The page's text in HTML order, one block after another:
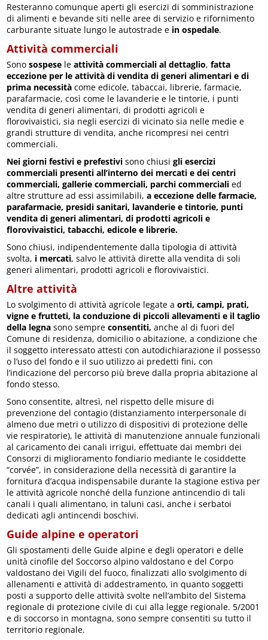
Resteranno comunque aperti gli esercizi di somministrazione
di alimenti e bevande siti nelle aree di servizio e rifornimento
carburante situate lungo le autostrade e in ospedale.
Attività commerciali
Sonosospese leattività commerciali al dettaglio,fatta
eccezione per le attività di vendita di generi alimentari e di
prima necessitàcome edicole, tabaccai, librerie, farmacie,
parafarmacie, così come le lavanderie e le tintorie, i punti
vendita di generi alimentari, di prodotti agricoli e
florovivaistici, sia negli esercizi di vicinato sia nelle medie e
grandi strutture di vendita, anche ricompresi nei centri
commerciali.
Nei giorni festivi e prefestivisono chiusigli esercizi
commerciali presenti all’interno dei mercati e dei centri
commerciali, gallerie commerciali, parchi commercialied
altre strutture ad essi assimilabili,a eccezione delle farmacie,
parafarmacie, presidi sanitari, lavanderie e tintorie, punti
vendita di generi alimentari, di prodotti agricoli e
florovivaistici, tabacchi, edicole e librerie.
Sono chiusi, indipendentemente dalla tipologia di attività
svolta, i mercati, salvo le attività dirette alla vendita di soli
generi alimentari, prodotti agricoli e florovivaistici.
Altre attività
Lo svolgimento di attività agricole legate aorti, campi, prati,
vigne e frutteti, la conduzione di piccoli allevamenti e il taglio
della legna sono sempreconsentiti, anche al di fuori del
Comune di residenza, domicilio o abitazione, a condizione che
il soggetto interessato attesti con autodichiarazione il possesso
o l’uso del fondo e il suo utilizzo ai predetti fini, con
l’indicazione del percorso più breve dalla propria abitazione al
fondo stesso.
Sono consentite, altresì, nel rispetto delle misure di
prevenzione del contagio (distanziamento interpersonale di
almeno due metri o utilizzo di dispositivi di protezione delle
vie respiratorie), le attività di manutenzione annuale funzionali
al caricamento dei canali irrigui, effettuate dai membri dei
Consorzi di miglioramento fondiario mediante le cosiddette
“corvée”, in considerazione della necessità di garantire la
fornitura d’acqua indispensabile durante la stagione estiva per
le attività agricole nonché della funzione antincendio di tali
canali i quali alimentano, in taluni casi, anche i serbatoi
dedicati agli antincendi boschivi.
Guide alpine e operatori
Gli spostamenti delle Guide alpine e degli operatori e delle
unità cinofile del Soccorso alpino valdostano e del Corpo
valdostano dei Vigili del fuoco, finalizzati allo svolgimento di
allenamenti e attività di addestramento, in quanto soggetti
posti a supporto delle attività svolte nell’ambito del Sistema
regionale di protezione civile di cui alla legge regionale. 5/2001
e di soccorso in montagna, sono sempre consentiti su tutto il
territorio regionale.